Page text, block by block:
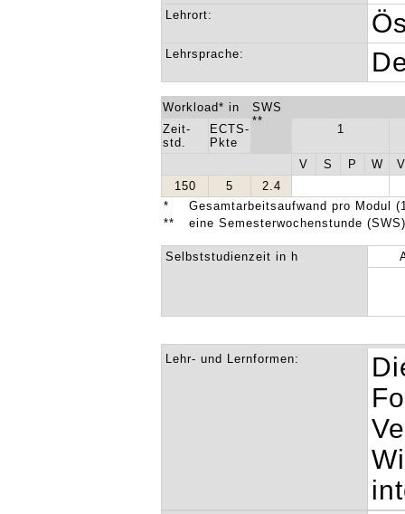
Lehrort:
Lehrsprache:
Workload* in
SWS
**
Zeit-
std.
ECTS-
Pkte
1
V S P W
150
5
2.4
*
Gesamtarbeitsaufwand pro Modul
**
eine Semesterwochenstunde
Selbststudienzeit in h
Lehr- und Lernformen: